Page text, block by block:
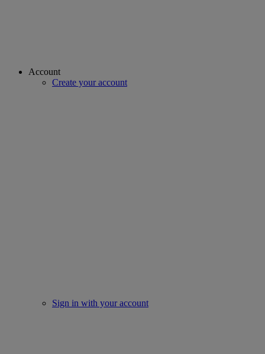
Account
Create your account
Sign in with your account